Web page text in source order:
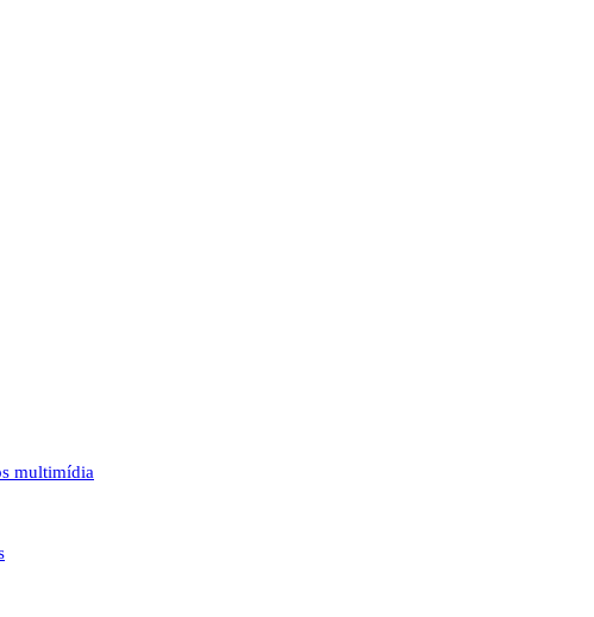
multimídia